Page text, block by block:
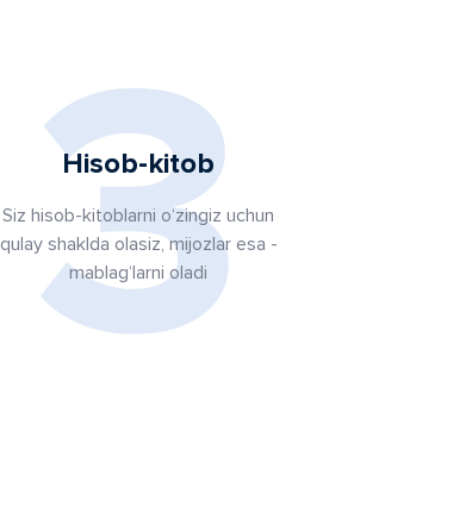
3
Hisob-kitob
Siz hisob-kitoblarni o‘zingiz uchun
qulay shaklda olasiz, mijozlar esa -
mablag‘larni oladi